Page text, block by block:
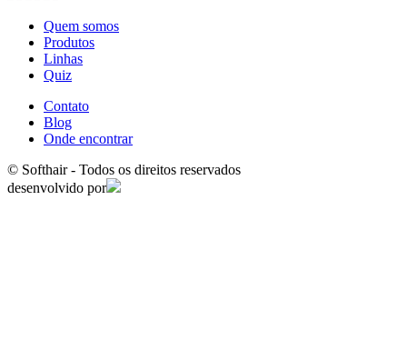
Quem somos
Produtos
Linhas
Quiz
Contato
Blog
Onde encontrar
© Softhair - Todos os direitos reservados
desenvolvido por